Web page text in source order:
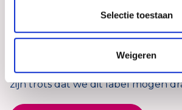
Selectie toestaan
Weigeren
werkgeverschap. Een hele mooie
zijn trots dat we dit label mogen